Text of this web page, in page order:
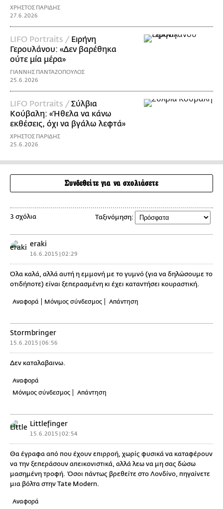
ΧΡΗΣΤΟΣ ΠΑΡΙΔΗΣ
27.6.2026
LIFO Portraits / Ειρήνη
Γερουλάνου: «Δεν βαρέθηκα
ούτε μία μέρα»
ΓΙΑΝΝΗΣ ΠΑΝΤΑΖΟΠΟΥΛΟΣ
25.6.2026
LIFO Portraits /Σύλβια
Κούβαλη: «Ήθελα να κάνω
εκθέσεις, όχι να βγάλω λεφτά»
ΧΡΗΣΤΟΣ ΠΑΡΙΔΗΣ
25.6.2026
Συνδεθείτε για να σχολιάσετε
3 σχόλια Ταξινόμηση:
eraki
16.6.2015 | 02:29
Όλα καλά, αλλά αυτή η εμμονή με το γυμνό (για να δηλώσουμε το
οτιδήποτε) είναι ξεπερασμένη κι έχει καταντήσει κουραστική.
Αναφορά Μόνιμος σύνδεσμος Απάντηση
Stormbringer
15.6.2015 | 06:56
Δεν καταλαβαινω.
Αναφορά
Μόνιμος σύνδεσμος
Απάντηση
Littlefinger
15.6.2015 | 02:54
Θα έγραφα από που έχουν επιρροή, χωρίς φυσικά να καταφέρουν
να την ξεπεράσουν απεικονιστικά, αλλά λεω να μη σας δώσω
μασημένη τροφή. Όσοι πάντως βρεθείτε στο Λονδίνο, πηγαίνετε
μια βόλτα στην Tate Modern.
Αναφορά